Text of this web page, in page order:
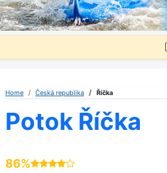
Home Česká republika Říčka
Potok Říčka
86%